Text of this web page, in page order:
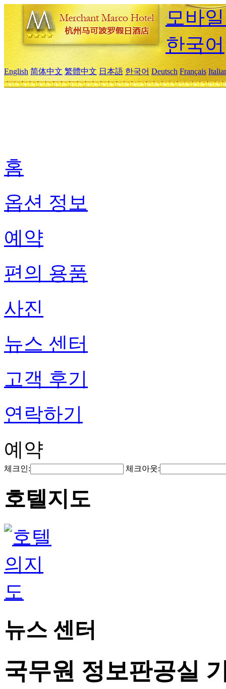
모바
한국어
English 简体中文 繁體中文 日本語 한국어 Deutsch Français
홈
옵션 정보
예약
편의 용품
사진
뉴스 센터
고객 후기
연락하기
예약
체크인: 체크아웃:
호텔지도
뉴스 센터
국무원 정보판공실